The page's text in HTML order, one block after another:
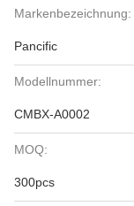
Markenbezeichnung:
Pancific
Modellnummer:
CMBX-A0002
MOQ:
300pcs